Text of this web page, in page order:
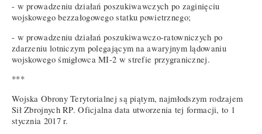
- w prowadzeniu działań poszukiwawczych po zaginięciu
wojskowego bezzałogowego statku powietrznego;
- w prowadzeniu działań poszukiwawczo-ratowniczych po
zdarzeniu lotniczym polegającym na awaryjnym lądowaniu
wojskowego śmigłowca MI-2 w strefie przygranicznej.
***
Wojska Obrony Terytorialnej są piątym, najmłodszym rodzajem
Sił Zbrojnych RP. Oficjalna data utworzenia tej formacji, to 1
stycznia 2017 r.